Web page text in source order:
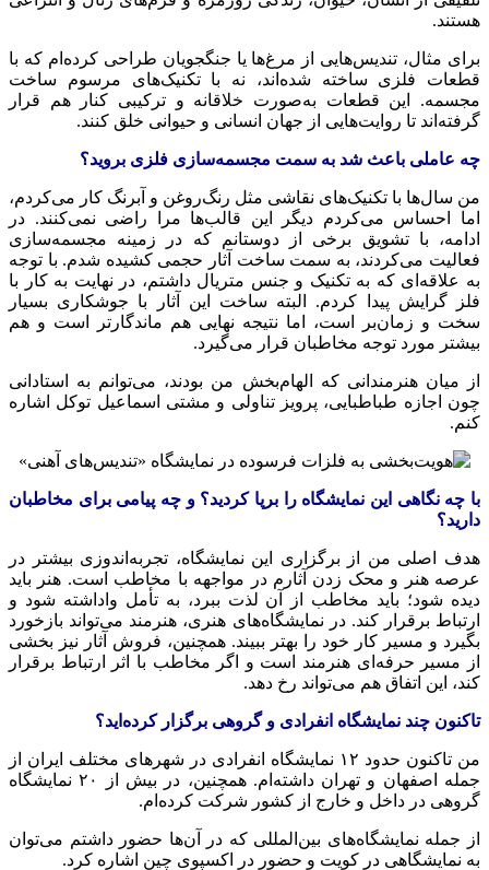
هستند.
برای مثال، تندیس‌هایی از مرغ‌ها یا جنگجویان طراحی کرده‌ام که با
قطعات فلزی ساخته شده‌اند، نه با تکنیک‌های مرسوم ساخت
مجسمه. این قطعات به‌صورت خلاقانه و ترکیبی کنار هم قرار
گرفته‌اند تا روایت‌هایی از جهان انسانی و حیوانی خلق کنند.
چه عاملی باعث شد به سمت مجسمه‌سازی فلزی بروید؟
من سال‌ها با تکنیک‌های نقاشی مثل رنگ‌روغن و آبرنگ کار می‌کردم،
اما احساس می‌کردم دیگر این قالب‌ها مرا راضی نمی‌کنند. در
ادامه، با تشویق برخی از دوستانم که در زمینه مجسمه‌سازی
فعالیت می‌کردند، به سمت ساخت آثار حجمی کشیده شدم. با توجه
به علاقه‌ای که به تکنیک و جنس متریال داشتم، در نهایت به کار با
فلز گرایش پیدا کردم. البته ساخت این آثار با جوشکاری بسیار
سخت و زمان‌بر است، اما نتیجه نهایی هم ماندگارتر است و هم
بیشتر مورد توجه مخاطبان قرار می‌گیرد.
از میان هنرمندانی که الهام‌بخش من بودند، می‌توانم به استادانی
چون اجازه طباطبایی، پرویز تناولی و مشتی اسماعیل توکل اشاره
کنم.
با چه نگاهی این نمایشگاه را برپا کردید؟ و چه پیامی برای مخاطبان
دارید؟
هدف اصلی من از برگزاری این نمایشگاه، تجربه‌اندوزی بیشتر در
عرصه هنر و محک زدن آثارم در مواجهه با مخاطب است. هنر باید
دیده شود؛ باید مخاطب از آن لذت ببرد، به تأمل واداشته شود و
ارتباط برقرار کند. در نمایشگاه‌های هنری، هنرمند می‌تواند بازخورد
بگیرد و مسیر کار خود را بهتر ببیند. همچنین، فروش آثار نیز بخشی
از مسیر حرفه‌ای هنرمند است و اگر مخاطب با اثر ارتباط برقرار
کند، این اتفاق هم می‌تواند رخ دهد.
تاکنون چند نمایشگاه انفرادی و گروهی برگزار کرده‌اید؟
من تاکنون حدود ۱۲ نمایشگاه انفرادی در شهرهای مختلف ایران از
جمله اصفهان و تهران داشته‌ام. همچنین، در بیش از ۲۰ نمایشگاه
گروهی در داخل و خارج از کشور شرکت کرده‌ام.
از جمله نمایشگاه‌های بین‌المللی که در آن‌ها حضور داشتم می‌توان
به نمایشگاهی در کویت و حضور در
اکسپوی چین اشاره کرد.